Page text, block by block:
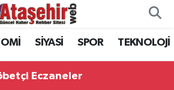
SİYASİ SPOR TEKNOLOJİ
Eczaneler